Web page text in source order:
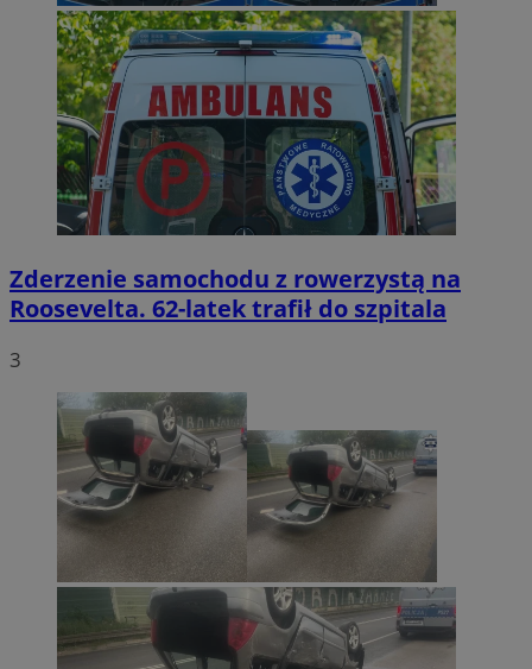
Zderzenie samochodu z rowerzystą na
Roosevelta. 62-latek trafił do szpitala
3